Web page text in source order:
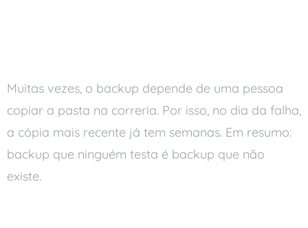
Muitas vezes, o backup depende de uma pessoa
copiar a pasta na correria. Por isso, no dia da falha,
a cópia mais recente já tem semanas. Em resumo:
backup que ninguém testa é backup que não
existe.